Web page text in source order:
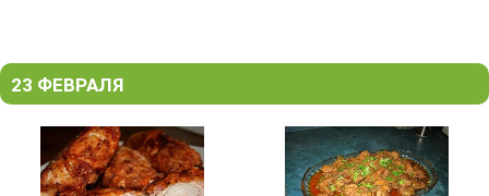
23 ФЕВРАЛЯ